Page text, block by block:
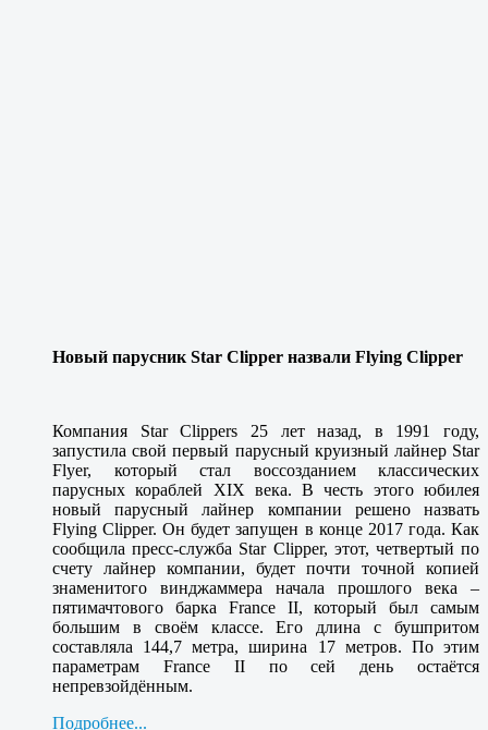
Новый парусник Star Clipper назвали Flying Clipper
Компания Star Clippers 25 лет назад, в 1991 году,
запустила свой первый парусный круизный лайнер Star
Flyer, который стал воссозданием классических
парусных кораблей XIX века. В честь этого юбилея
новый парусный лайнер компании решено назвать
Flying Clipper. Он будет запущен в конце 2017 года. Как
сообщила пресс-служба Star Clipper, этот, четвертый по
счету лайнер компании, будет почти точной копией
знаменитого винджаммера начала прошлого века –
пятимачтового барка France II, который был самым
большим в своём классе. Его длина с бушпритом
составляла 144,7 метра, ширина 17 метров. По этим
параметрам France II по сей день остаётся
непревзойдённым.
Подробнее...